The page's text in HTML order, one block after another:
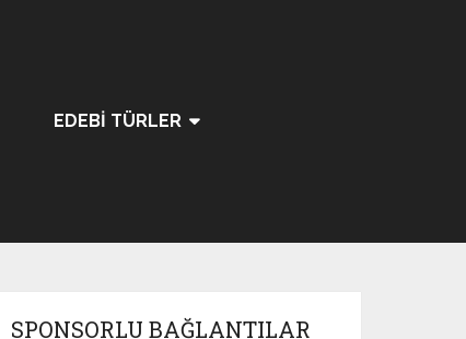
EDEBI TÜRLER
SPONSORLU BAĞLANTILAR